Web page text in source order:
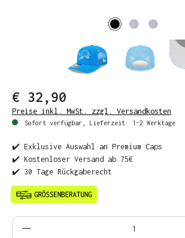
€ 32,90
Preise inkl. MwSt. zzgl. Versandkosten
Sofort verfügbar, Lieferzeit: 1-2 Werktage
✔️ Exklusive Auswahl an Premium Caps
✔️ Kostenloser Versand ab 75€
✔️ 30 Tage Rückgaberecht
Produkt Anzahl: Gib den